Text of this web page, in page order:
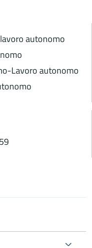
autonomo
Lavoro autonomo